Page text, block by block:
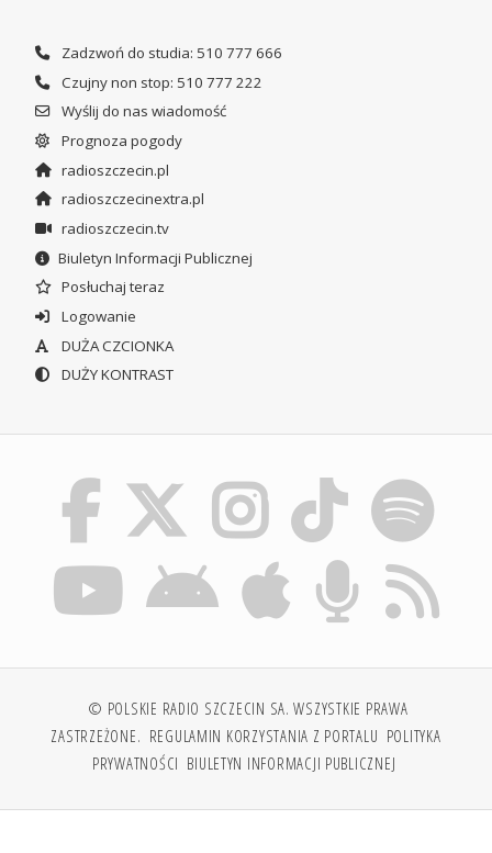
Zadzwoń do studia: 510 777 666
Czujny non stop: 510 777 222
Wyślij do nas wiadomość
Prognoza pogody
radioszczecin.pl
radioszczecinextra.pl
radioszczecin.tv
Biuletyn Informacji Publicznej
Posłuchaj teraz
Logowanie
DUŻA CZCIONKA
DUŻY KONTRAST
© POLSKIE RADIO SZCZECIN SA. WSZYSTKIE PRAWA
ZASTRZEŻONE. REGULAMIN KORZYSTANIA Z PORTALU POLITYKA
PRYWATNOŚCI BIULETYN INFORMACJI PUBLICZNEJ